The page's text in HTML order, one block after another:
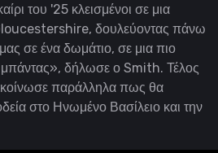
του '25 κλεισμένοι σε μια
δουλεύοντας πάνω
σε ένα δωμάτιο, σε μια πιο
δήλωσε ο Smith. Τέλος
παράλληλα πως θα
στο Ηνωμένο Βασίλειο και την